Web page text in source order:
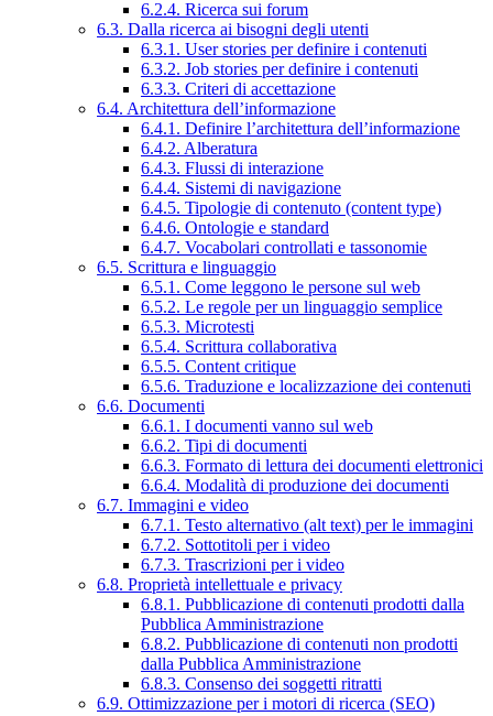
6.2.4. Ricerca sui forum
6.3. Dalla ricerca ai bisogni degli utenti
6.3.1. User stories per definire i contenuti
6.3.2. Job stories per definire i contenuti
6.3.3. Criteri di accettazione
6.4. Architettura dell’informazione
6.4.1. Definire l’architettura dell’informazione
6.4.2. Alberatura
6.4.3. Flussi di interazione
6.4.4. Sistemi di navigazione
6.4.5. Tipologie di contenuto (content type)
6.4.6. Ontologie e standard
6.4.7. Vocabolari controllati e tassonomie
6.5. Scrittura e linguaggio
6.5.1. Come leggono le persone sul web
6.5.2. Le regole per un linguaggio semplice
6.5.3. Microtesti
6.5.4. Scrittura collaborativa
6.5.5. Content critique
6.5.6. Traduzione e localizzazione dei contenuti
6.6. Documenti
6.6.1. I documenti vanno sul web
6.6.2. Tipi di documenti
6.6.3. Formato di lettura dei documenti elettronici
6.6.4. Modalità di produzione dei documenti
6.7. Immagini e video
6.7.1. Testo alternativo (alt text) per le immagini
6.7.2. Sottotitoli per i video
6.7.3. Trascrizioni per i video
6.8. Proprietà intellettuale e privacy
6.8.1. Pubblicazione di contenuti prodotti dalla
Pubblica Amministrazione
6.8.2. Pubblicazione di contenuti non prodotti
dalla Pubblica Amministrazione
6.8.3. Consenso dei soggetti ritratti
6.9. Ottimizzazione per i motori di ricerca (SEO)